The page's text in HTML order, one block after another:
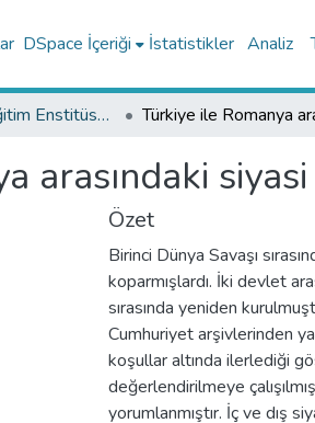
DSpace İçeriği İstatistikler Analiz
Lisansüstü Eğitim Enstitüsü Tez Koleksiyonu
arasındaki
Özet
Birinci Dünya Savaşı
koparmışlardı. İki devlet
sırasında yeniden
Cumhuriyet arşivlerinden
koşullar altında ilerlediği
değerlendirilmeye
yorumlanmıştır. İç ve dış